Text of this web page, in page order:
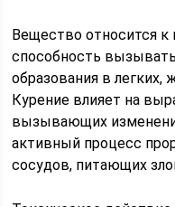
Вещество относится к
способность
образования в легких,
Курение влияет на
вызывающих
активный процесс
сосудов, питающих